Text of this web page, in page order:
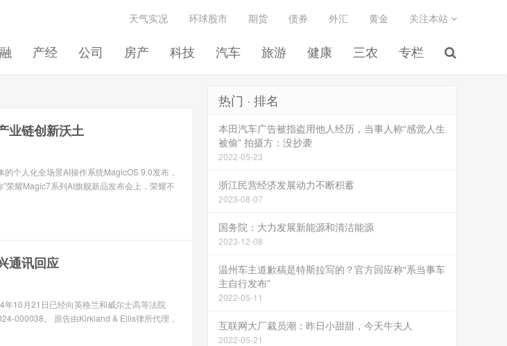
产经 公司 房产 科技 汽车 旅游 健康 三农 专栏
天气实况 环球股市 期货 债券 外汇 黄金 关注本站
业链创新沃土
个人化全场景AI操作系统MagicOS 9.0发布，
荣耀Magic7系列AI旗舰新品发布会上，荣耀不
通讯回应
10月21日已经向英格兰和威尔士高等法院
000038。 原告由Kirkland & Ellis律所代理，
热门 · 排名
本田汽车广告被指盗用他人经历，当事人称“感觉人生
被偷” 拍摄方：没抄袭
2022-05-23
浙江民营经济发展动力不断积蓄
2023-08-07
国务院：大力发展新能源和清洁能源
2023-12-08
温州车主道歉稿是特斯拉写的？官方回应称“系当事车
主自行发布”
2022-05-11
互联网大厂裁员潮：昨日小甜甜，今天牛夫人
2022-05-21